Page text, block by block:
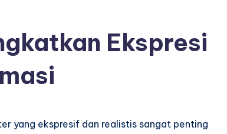
Ekspresi
yang ekspresif dan realistis sangat penting